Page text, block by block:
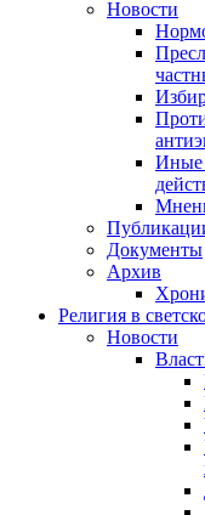
Новости
Иные
Документы
Архив
Религия в
Новости